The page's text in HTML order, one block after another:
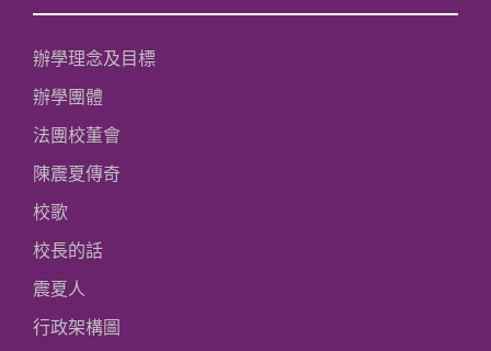
辦學理念及目標
辦學團體
法團校董會
陳震夏傳奇
校歌
校長的話
震夏人
行政架構圖